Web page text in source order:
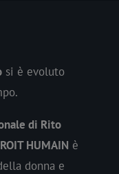
si è evoluto
di Rito
HUMAIN è
donna e